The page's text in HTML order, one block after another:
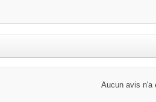
Aucun avis n'a